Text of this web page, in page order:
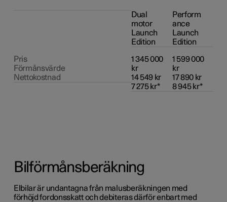
Dual
motor
Launch
Edition
Perform
ance
Launch
Edition
Pris
Förmånsvärde
Nettokostnad
1 345 000
kr
14 549 kr
7 275 kr*
1 599 000
kr
17 890 kr
8 945 kr*
Bilförmånsberäkning
Elbilar är undantagna från malusberäkningen med
förhöjd fordonsskatt och debiteras därför enbart med